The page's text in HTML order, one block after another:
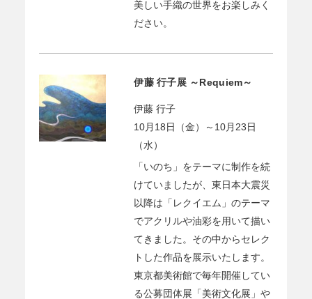
美しい手織の世界をお楽しみく
ださい。
伊藤 行子展 ～Requiem～
伊藤 行子
10月18日（金）～10月23日
（水）
「いのち」をテーマに制作を続
けていましたが、東日本大震災
以降は「レクイエム」のテーマ
でアクリルや油彩を用いて描い
てきました。その中からセレク
トした作品を展示いたします。
東京都美術館で毎年開催してい
る公募団体展「美術文化展」や